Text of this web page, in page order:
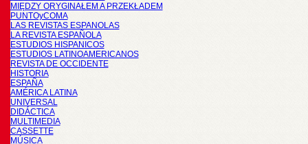
MIĘDZY ORYGINAŁEM A PRZEKŁADEM
PUNTOyCOMA
LAS REVISTAS ESPANOLAS
LA REVISTA ESPAÑOLA
ESTUDIOS HISPANICOS
ESTUDIOS LATINOAMERICANOS
REVISTA DE OCCIDENTE
HISTORIA
ESPAÑA
AMÉRICA LATINA
UNIVERSAL
DIDÁCTICA
MULTIMEDIA
CASSETTE
MÚSICA